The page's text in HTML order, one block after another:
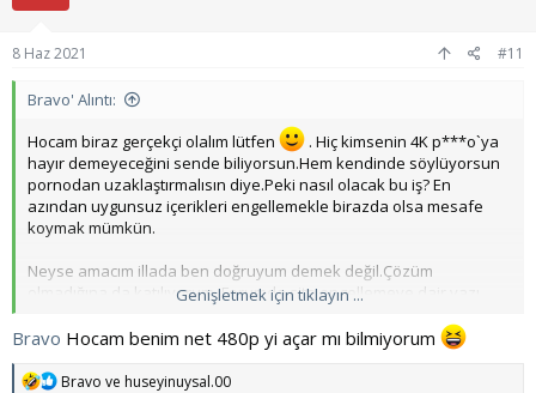
e
:
8 Haz 2021 #11
Bravo' Alıntı:
Hocam biraz gerçekçi olalım lütfen
. Hiç kimsenin 4K p***o`ya
hayır demeyeceğini sende biliyorsun.Hem kendinde söylüyorsun
pornodan uzaklaştırmalısın diye.Peki nasıl olacak bu iş? En
azından uygunsuz içerikleri engellemekle birazda olsa mesafe
koymak mümkün.
Neyse amacım illada ben doğruyum demek değil.Çözüm
olmadığına da katılıyorum .Forumda site engellemeye dair yazı
Genişletmek için tıklayın ...
Bravo Hocam benim net 480p yi açar mı bilmiyorum
T
Bravo ve huseyinuysal.00